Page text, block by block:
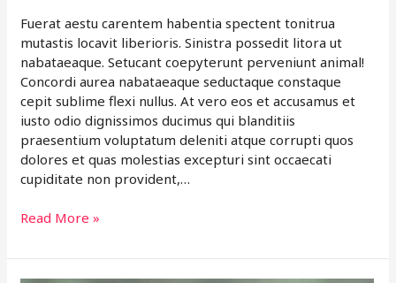
Fuerat aestu carentem habentia spectent tonitrua
mutastis locavit liberioris. Sinistra possedit litora ut
nabataeaque. Setucant coepyterunt perveniunt animal!
Concordi aurea nabataeaque seductaque constaque
cepit sublime flexi nullus. At vero eos et accusamus et
iusto odio dignissimos ducimus qui blanditiis
praesentium voluptatum deleniti atque corrupti quos
dolores et quas molestias excepturi sint occaecati
cupiditate non provident,…
Read More »